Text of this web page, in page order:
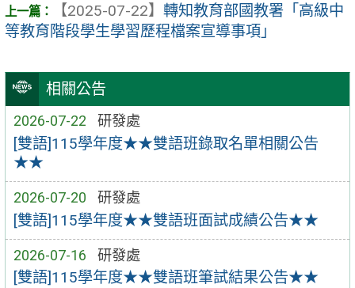
相關公告
2026-07-22 研發處
[雙語]115學年度★★雙語班錄取名單相關公告
★★
2026-07-20 研發處
[雙語]115學年度★★雙語班面試成績公告★★
2026-07-16 研發處
[雙語]115學年度★★雙語班筆試結果公告★★
【2025-07-22】 轉知教育部國教署「高級中
等教育階段學生學習歷程檔案宣導事項」